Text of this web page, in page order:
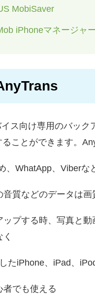
MobiSaver
iPhoneマネージャ
ス向け専用のバッ
ことができます。
、WhatApp、Viberな
質などのデータは
プする時、写真と
たiPhone、iPad、
者でも使える